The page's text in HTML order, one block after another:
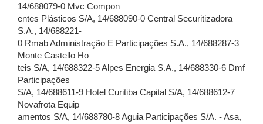
14/688079-0 Mvc Compon
entes Plásticos S/A, 14/688090-0 Central Securitizadora
S.A., 14/688221-
0 Rmab Administração E Participações S.A., 14/688287-3
Monte Castello Ho
teis S/A, 14/688322-5 Alpes Energia S.A., 14/688330-6 Dmf
Participações
S/A, 14/688611-9 Hotel Curitiba Capital S/A, 14/688612-7
Novafrota Equip
amentos S/A, 14/688780-8 Aguia Participações S/A. - Asa,